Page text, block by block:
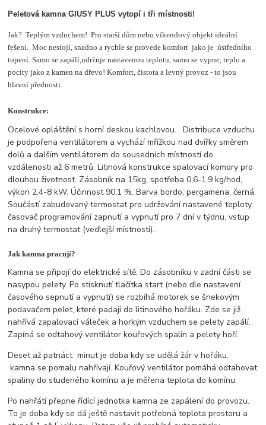
Peletová kamna GIUSY PLUS vytopí i tři místnosti!
Jak? Teplým vzduchem! Pro starší dům nebo víkendový objekt ideální
řešení. Moc nestojí, snadno a rychle se provede komfort jako je ústředního
topení. Samo se zapálí,udržuje nastavenou teplotu, samo se vypne, teplo a
pocity jako z kamen na dřevo! Komfort, čistota a levný provoz - to jsou
hlavní přednosti.
Konstrukce:
Ocelové opláštění s horní deskou kachlovou. . Distribuce vzduchu
je podpořena ventilátorem a vychází mřížkou nad dvířky směrem
dolů a dalším ventilátorem do sousedních místností do
vzdálenosti až 6 metrů. Litinová konstrukce spalovací komory pro
dlouhou životnost. Zásobník na 15kg, spotřeba 0,6-1,9 kg/hod,
výkon 2,4-8 kW. Účinnost 90,1 %. Barva bordo, pergamena, černá.
Součástí zabudovaný termostat pro udržování nastavené teploty,
časovač programování zapnutí a vypnutí pro 7 dní v týdnu, vstup
na druhý termostat (vedlejší místnosti).
Jak kamna pracují?
Kamna se připojí do elektrické sítě. Do zásobníku v zadní části se
nasypou pelety. Po stisknutí tlačítka start (nebo dle nastavení
časového sepnutí a vypnutí) se rozbíhá motorek se šnekovým
podavačem pelet, které padají do litinového hořáku. Zde se již
nahřívá zapalovací váleček a horkým vzduchem se pelety zapálí.
Zapíná se odtahový ventilátor kouřových spalin a pelety hoří.
Deset až patnáct minut je doba kdy se udělá žár v hořáku,
kamna se pomalu nahřívají. Kouřový ventilátor pomáhá odtahovat
spaliny do studeného komínu a je měřena teplota do komínu.
Po nahřátí přepne řídící jednotka kamna ze zapálení do provozu.
To je doba kdy se dá ještě nastavit potřebná teplota prostoru a